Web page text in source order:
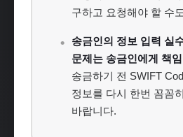
구하고 요청해야 할 수
송금인의 정보 입력 실
문제는 송금인에게 책
송금하기 전 SWIFT
정보를 다시 한번 꼼꼼
바랍니다.